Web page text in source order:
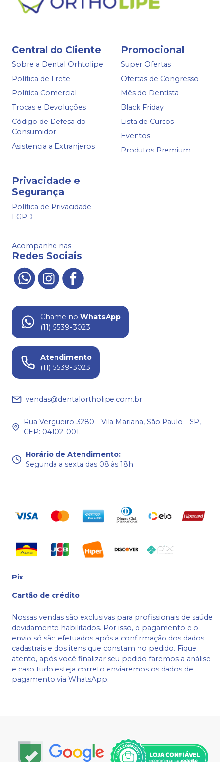
Central do Cliente
Sobre a Dental Orhtolipe
Política de Frete
Política Comercial
Trocas e Devoluções
Código de Defesa do
Consumidor
Asistencia a Extranjeros
Promocional
Super Ofertas
Ofertas de Congresso
Mês do Dentista
Black Friday
Lista de Cursos
Eventos
Produtos Premium
Privacidade e
Segurança
Política de Privacidade -
LGPD
Acompanhe nas
Redes Sociais
Chame no WhatsApp
(11) 5539-3023
Atendimento
(11) 5539-3023
vendas@dentalortholipe.com.br
Rua Vergueiro 3280 - Vila Mariana, São Paulo - SP,
CEP: 04102-001.
Horário de Atendimento:
Segunda a sexta das 08 às 18h
Pix
Cartão de crédito
Nossas vendas são exclusivas para profissionais de saúde
devidamente habilitados. Por isso, o pagamento e o
envio só são efetuados após a confirmação dos dados
cadastrais e dos itens que constam no pedido. Fique
atento, após você finalizar seu pedido faremos a análise
e caso tudo esteja correto enviaremos os dados de
pagamento via WhatsApp.